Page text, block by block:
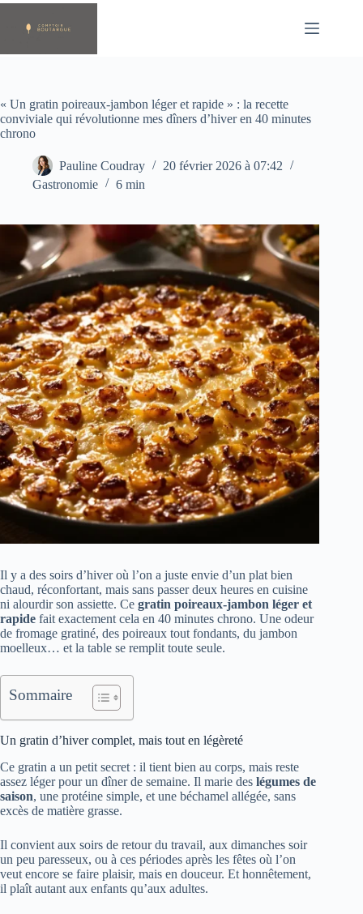
Passer
contenu
« Un gratin poireaux-jambon léger et rapide » : la recette
conviviale qui révolutionne mes dîners d’hiver en 40 minutes
chrono
Pauline Coudray
20 février 2026 à 07:42
Gastronomie
6 min
Il y a des soirs d’hiver où l’on a juste envie d’un plat bien
chaud, réconfortant, mais sans passer deux heures en cuisine
ni alourdir son assiette. Ce gratin poireaux-jambon léger et
rapide fait exactement cela en 40 minutes chrono. Une odeur
de fromage gratiné, des poireaux tout fondants, du jambon
moelleux… et la table se remplit toute seule.
Sommaire
Un gratin d’hiver complet, mais tout en légèreté
Ce gratin a un petit secret : il tient bien au corps, mais reste
assez léger pour un dîner de semaine. Il marie des légumes de
saison, une protéine simple, et une béchamel allégée, sans
excès de matière grasse.
Il convient aux soirs de retour du travail, aux dimanches soir
un peu paresseux, ou à ces périodes après les fêtes où l’on
veut encore se faire plaisir, mais en douceur. Et honnêtement,
il plaît autant aux enfants qu’aux adultes.